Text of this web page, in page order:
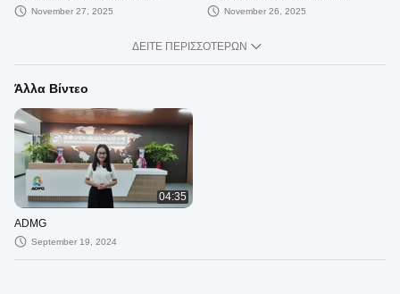
μεμβρανών
November 27, 2025
συσκευής Custom Keypad
εφαρμογές
November 26, 2025
ΔΕΊΤΕ ΠΕΡΙΣΣΌΤΕΡΩΝ
Άλλα Βίντεο
04:35
ADMG
September 19, 2024